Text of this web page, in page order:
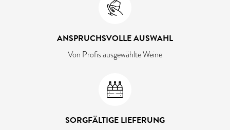
ANSPRUCHSVOLLE AUSWAHL
Von Profis ausgewählte Weine
SORGFÄLTIGE LIEFERUNG